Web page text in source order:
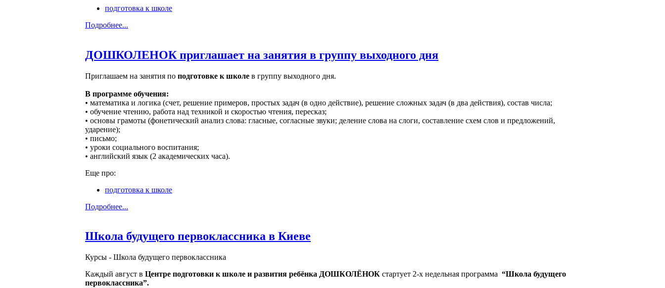
подготовка к школе
Подробнее...
ДОШКОЛЕНОК приглашает на занятия в группу выходного дня
Приглашаем на занятия по подготовке к школе в группу выходного дня.
В программе обучения:
• математика и логика (счет, решение примеров, простых задач (в одно действие), решение сложных задач (в два действия), состав числа;
• обучение чтению, работа над техникой и скоростью чтения, пересказ;
• основы грамоты (фонетический анализ слова: гласные, согласные звуки; деление слова на слоги, составление схем слов и предложений,
ударение);
• письмо;
• уроки социального воспитания;
• английский язык (2 академических часа).
Еще про:
подготовка к школе
Подробнее...
Школа будущего первоклассника в Киеве
Курсы - Школа будущего первоклассника
Каждый август в Центре подготовки к школе и развития ребёнка ДОШКОЛЁНОК стартует 2-х недельная программа “Школа будущего
первоклассника”.